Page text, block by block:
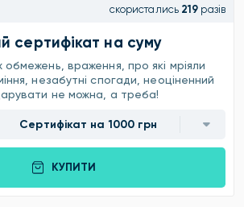
скористались 219 разів
сертифікат на суму
обмежень, враження, про які мріяли
незабутні спогади, неоціненний
не можна, а треба!
Сертифікат на 1000 грн
КУПИТИ